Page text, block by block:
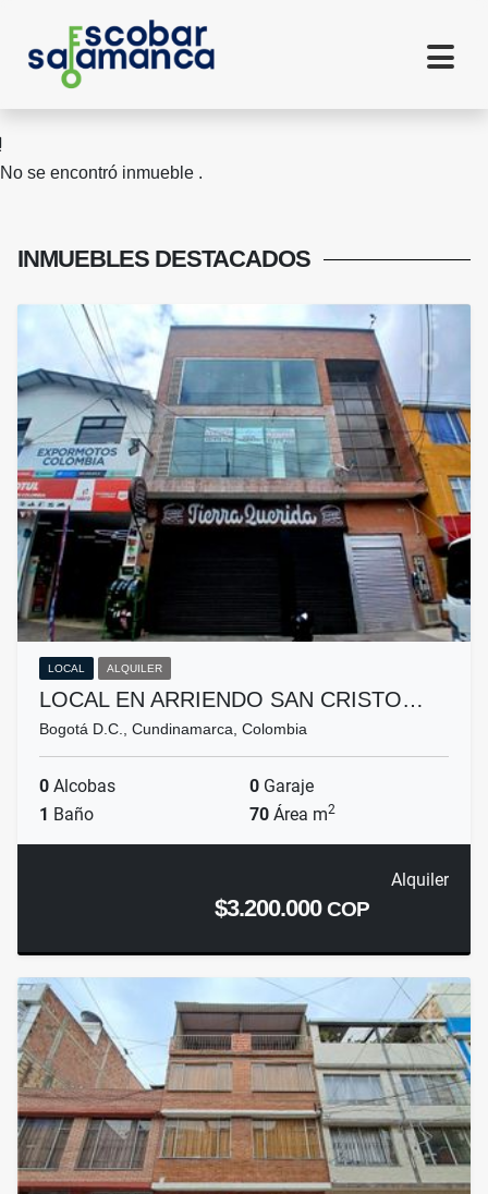
No se encontró inmueble .
INMUEBLES DESTACADOS
LOCAL ALQUILER
LOCAL EN ARRIENDO SAN CRISTO…
Bogotá D.C., Cundinamarca, Colombia
0 Alcobas 0 Garaje
1 Baño 70 Área m2
Alquiler
$3.200.000COP